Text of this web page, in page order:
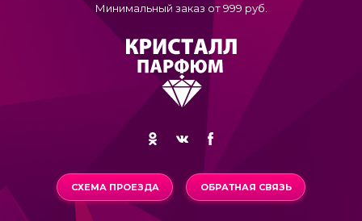
Минимальный заказ от 999 руб.
СХЕМА ПРОЕЗДА ОБРАТНАЯ СВЯЗЬ